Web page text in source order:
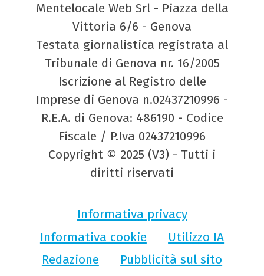
Mentelocale Web Srl - Piazza della
Vittoria 6/6 - Genova
Testata giornalistica registrata al
Tribunale di Genova nr. 16/2005
Iscrizione al Registro delle
Imprese di Genova n.02437210996 -
R.E.A. di Genova: 486190 - Codice
Fiscale / P.Iva 02437210996
Copyright © 2025 (V3) - Tutti i
diritti riservati
Informativa privacy
Informativa cookie
Utilizzo IA
Redazione
Pubblicità sul sito